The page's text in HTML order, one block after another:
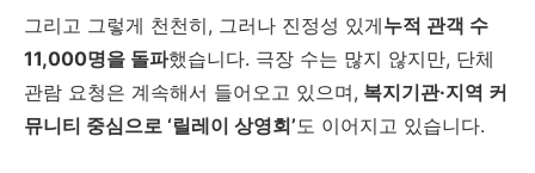
그리고 그렇게 천천히, 그러나 진정성 있게누적 관객 수
11,000명을 돌파했습니다. 극장 수는 많지 않지만, 단체
관람 요청은 계속해서 들어오고 있으며, 복지기관·지역 커
뮤니티 중심으로 ‘릴레이 상영회’ 도 이어지고 있습니다.